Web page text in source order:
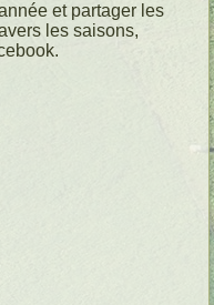
et partager les
les saisons,